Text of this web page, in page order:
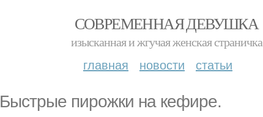
СОВРЕМЕННАЯ ДЕВУШКА
изысканная и жгучая женская страничка
главная новости статьи
Быстрые пирожки на кефире.